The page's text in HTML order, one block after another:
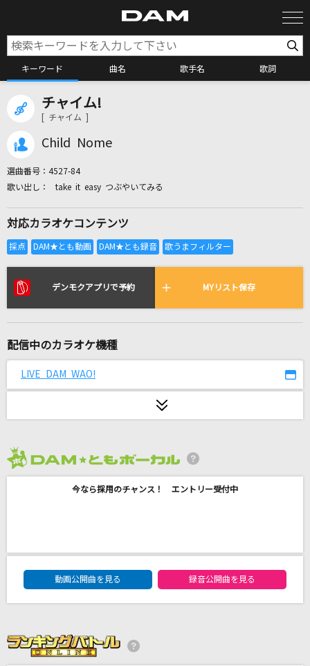
キーワード 曲名 歌手名 歌詞
全国りれき
リアルタイムで歌われている曲の一覧
CAN YOU CELEBRATE?
[生音]桃色吐息
少女レイ
青木遥
チャイム!
[ チャイム ]
Child Nome
選曲番号： 4527-84
take it easy つぶやいてみる
対応カラオケコンテンツ
デンモクアプリで予約 MYリスト保存
配信中のカラオケ機種
LIVE DAM WAO!
今なら採用のチャンス！ エントリー受付中
DAM★ともボーカルエントリーランキング
動画公開曲を見る
録音公開曲を見る